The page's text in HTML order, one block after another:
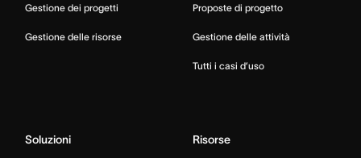
Gestione dei progetti
Gestione delle risorse
Proposte di progetto
Gestione delle attività
Tutti i casi d’uso
Soluzioni Risorse